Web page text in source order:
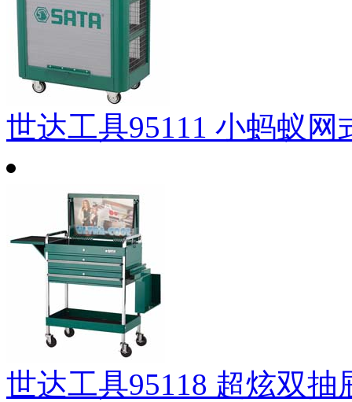
世达工具95111 小蚂蚁网
世达工具95118 超炫双抽